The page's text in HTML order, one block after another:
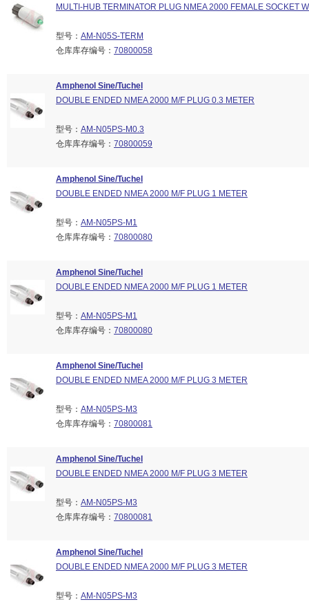
MULTI-HUB TERMINATOR PLUG NMEA 2000 FEMALE SOCKET
型号： AM-N05S-TERM
仓库库存编号： 70800058
Amphenol Sine/Tuchel
DOUBLE ENDED NMEA 2000 M/F PLUG 0.3 METER
型号： AM-N05PS-M0.3
仓库库存编号： 70800059
Amphenol Sine/Tuchel
DOUBLE ENDED NMEA 2000 M/F PLUG 1 METER
型号： AM-N05PS-M1
仓库库存编号： 70800080
Amphenol Sine/Tuchel
DOUBLE ENDED NMEA 2000 M/F PLUG 1 METER
型号： AM-N05PS-M1
仓库库存编号： 70800080
Amphenol Sine/Tuchel
DOUBLE ENDED NMEA 2000 M/F PLUG 3 METER
型号： AM-N05PS-M3
仓库库存编号： 70800081
Amphenol Sine/Tuchel
DOUBLE ENDED NMEA 2000 M/F PLUG 3 METER
型号： AM-N05PS-M3
仓库库存编号： 70800081
Amphenol Sine/Tuchel
DOUBLE ENDED NMEA 2000 M/F PLUG 3 METER
型号： AM-N05PS-M3